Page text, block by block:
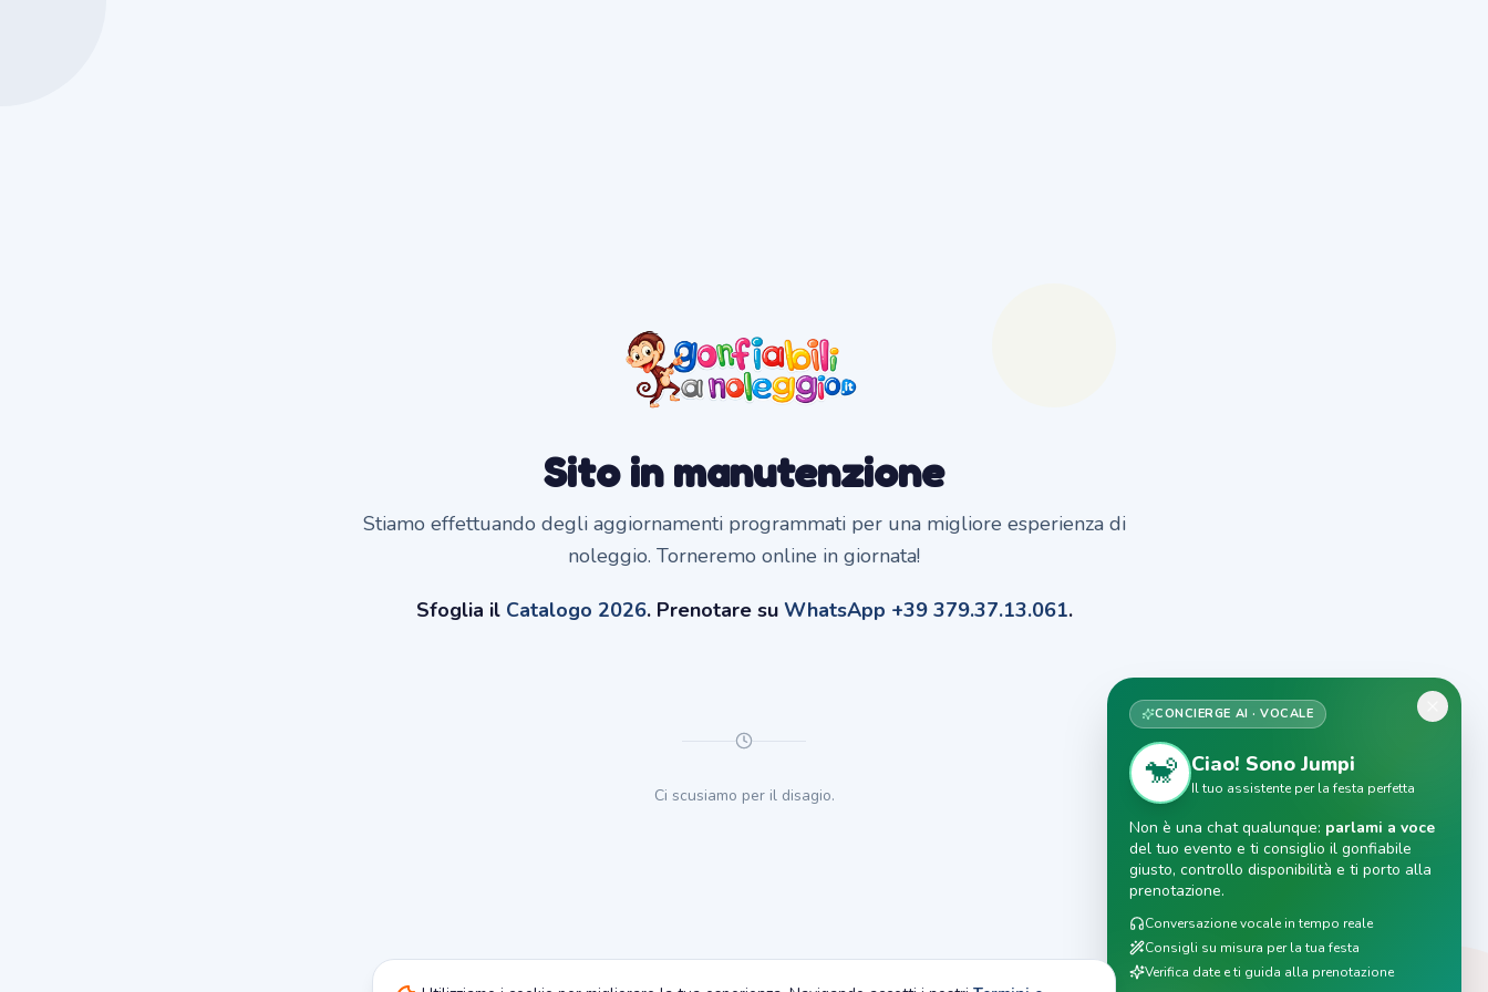
Sito in manutenzione
Stiamo effettuando degli aggiornamenti programmati per una migliore esperienza di
noleggio. Torneremo online in giornata!
Sfoglia il Catalogo 2026. Prenotare su WhatsApp +39 379.37.13.061.
Ci scusiamo per il disagio.
CONCIERGE AI · VOCALE
🐒 Ciao! Sono Jumpi
Il tuo assistente per la festa perfetta
Non è una chat qualunque: parlami a voce
del tuo evento e ti consiglio il gonfiabile
giusto, controllo disponibilità e ti porto alla
prenotazione.
Conversazione vocale in tempo reale
Consigli su misura per la tua festa
Verifica date e ti guida alla prenotazione